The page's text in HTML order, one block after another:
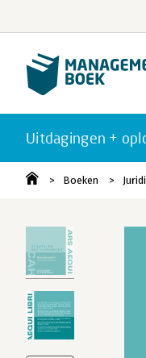
Uitdagingen +
Boeken